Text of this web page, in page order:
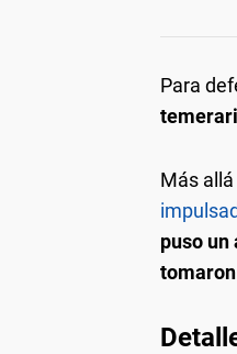
Para
Más
puso un